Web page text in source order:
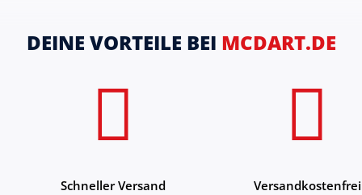
DEINE VORTEILE BEI MCDART.DE
Schneller Versand Versandkostenfrei